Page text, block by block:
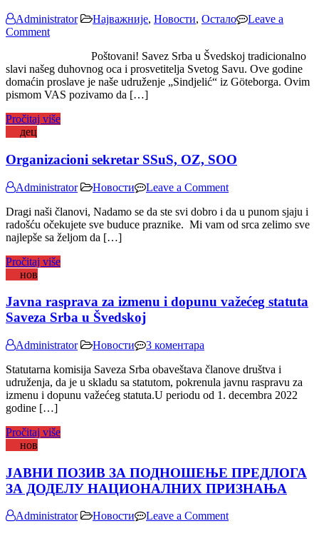
Administrator Најважније, Новости, Остало
Leave a
Commenton
januar
2023
Poštovani! Savez Srba u Švedskoj tradicionalno
slavi našeg duhovnog oca i prosvetitelja Svetog Savu. Ove godine
domaćin proslave je naše udruženje „Sindjelić“ iz Göteborga. Ovim
pismom VAS pozivamo da […]
Pročitaj više
дец
Organizacioni sekretar SSuS, OZ, SOO
Administrator Новости Leave a Commenton
sekretar
SSuS,
Dragi naši članovi, Nadamo se da ste svi dobro i da u punom sjaju i
radošću očekujete sve buduce praznike. Mi vam od srca zelimo sve
najlepše sa željom da […]
Pročitaj više
нов
Javna rasprava za izmenu i dopunu važećeg statuta
Saveza Srba u Švedskoj
Administrator Новости 3 коментара
rasprava
za
izmenu
Srba
u
Švedskoj
Statutarna komisija Saveza Srba obaveštava članove društva i
udruženja, da je u skladu sa statutom, pokrenula javnu raspravu za
izmenu i dopunu važećeg statuta.U periodu od 1. decembra 2022
godine […]
Pročitaj više
нов
ЈАВНИ ПОЗИВ ЗА ПОДНОШЕЊЕ ПРЕДЛОГА
ЗА ДОДЕЛУ НАЦИОНАЛНИХ ПРИЗНАЊА
Administrator Новости Leave a Commenton